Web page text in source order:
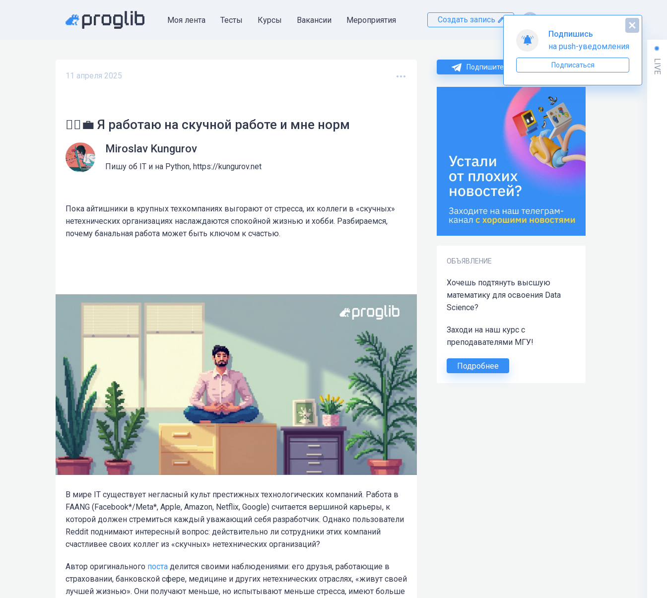
Моя лента Тесты Курсы Вакансии Мероприятия Создать запись
Подпишитесь на нас в Telegram
ОБЪЯВЛЕНИЕ
Хочешь подтянуть высшую
математику для освоения Data
Science?
Заходи на наш курс с
преподавателями МГУ!
Подробнее
11 апреля 2025
🧘‍♂️💼 Я работаю на скучной работе и мне норм
Miroslav Kungurov
Пишу об IT и на Python, https://kungurov.net
Пока айтишники в крупных техкомпаниях выгорают от стресса, их коллеги в «скучных»
нетехнических организациях наслаждаются спокойной жизнью и хобби. Разбираемся,
почему банальная работа может быть ключом к счастью.
В мире IT существует негласный культ престижных технологических компаний. Работа в
FAANG (Facebook*/Meta*, Apple, Amazon, Netflix, Google) считается вершиной карьеры, к
которой должен стремиться каждый уважающий себя разработчик. Однако пользователи
Reddit поднимают интересный вопрос: действительно ли сотрудники этих компаний
счастливее своих коллег из «скучных» нетехнических организаций?
Автор оригинального поста делится своими наблюдениями: его друзья, работающие в
страховании, банковской сфере, медицине и других нетехнических отраслях, «живут своей
лучшей жизнью». Они получают меньше, но испытывают меньше стресса, имеют больше
LIVE
Подпишись
на push-уведомления
Подписаться